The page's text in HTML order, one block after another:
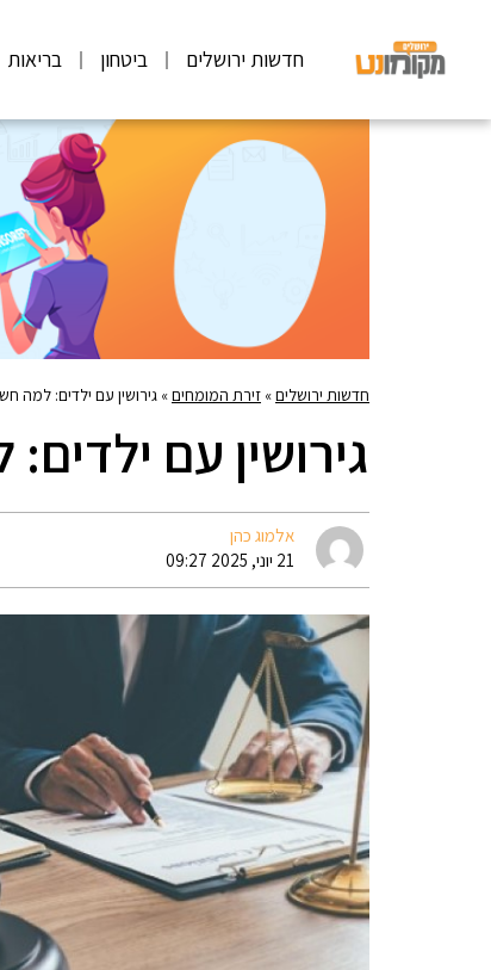
חדשות ירושלים ביטחון בריאות
חדשות ירושלים» זירת המומחים» גירושין עם ילדים: למה
גירושין עם
אלמוג כהן
21 יוני, 2025 09:27